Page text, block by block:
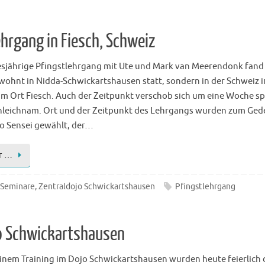
in Fiesch, Schweiz
Pfingstlehrgang mit Ute und Mark van Meerendonk
in Nidda-Schwickartshausen statt, sondern in der Schweiz
Ort Fiesch. Auch der Zeitpunkt verschob sich um eine Woche
Ort und der Zeitpunkt des Lehrgangs wurden zum
Sensei gewählt, der…
…
Seminare,Zentraldojo Schwickartshausen Pfingstlehrgang
Schwickartshausen
Training im Dojo Schwickartshausen wurden heute feierlich